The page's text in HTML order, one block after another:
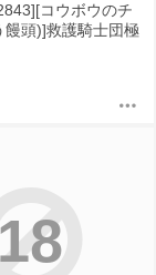
コウボウのチ
饅頭)]救護騎士団極
(蔚藍檔案)
18